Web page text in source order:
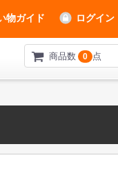
物ガイド ログイン
商品数 0 点